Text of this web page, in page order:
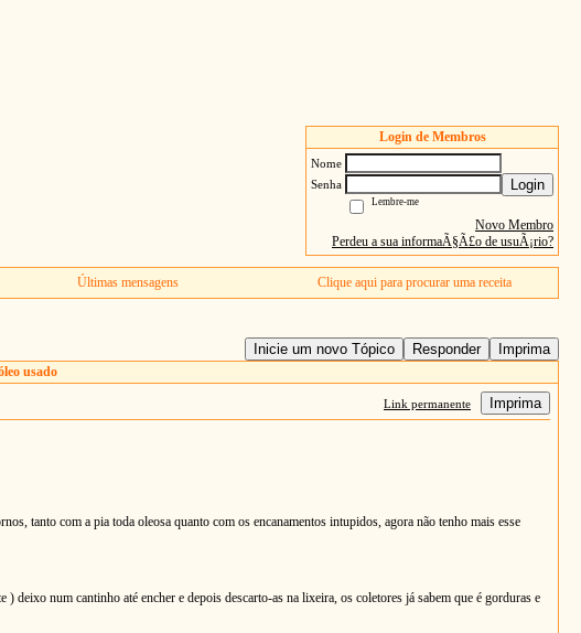
Login de Membros
Nome
Senha
Login
Lembre-me
Novo Membro
Perdeu a sua informaÃ§Ã£o de usuÃ¡rio?
Últimas mensagens Clique aqui para procurar uma receita
Inicie um novo Tópico Responder Imprima
usado
Link permanente Imprima
tanto com a pia toda oleosa quanto com os encanamentos intupidos, agora não tenho mais esse
num cantinho até encher e depois descarto-as na lixeira, os coletores já sabem que é gorduras e